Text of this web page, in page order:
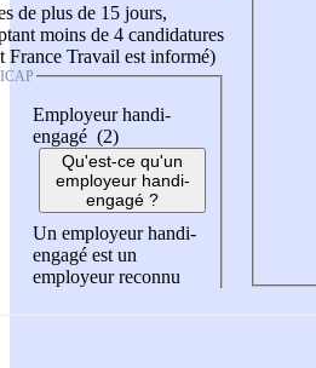
de plus de 15 jours,
moins de 4 candidatures
France Travail est informé)
Employeur handi-
engagé (2)
Qu'est-ce qu'un
employeur handi-
engagé ?
Un employeur handi-
engagé est un
employeur reconnu